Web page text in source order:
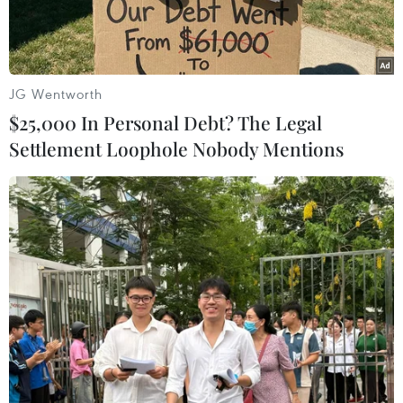
Tiết mục nghệ thuật biểu diễn trong chương trình. (nh: Phương
Hoa/TTXVN)
Tối 29/2, tại Hà Nội, Trung ương Hội Liên hiệp
Phụ nữ Việt Nam tổ chức phát động “Tuần lễ Áo
dài” năm 2024 và chương trình nghệ thuật
JG Wentworth
$25,000 In Personal Debt? The Legal
Settlement Loophole Nobody Mentions